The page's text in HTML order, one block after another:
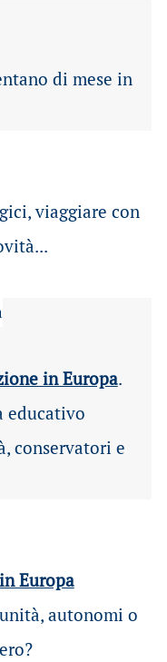
di mese in
viaggiare con
in Europa.
educativo
conservatori e
Europa
autonomi o